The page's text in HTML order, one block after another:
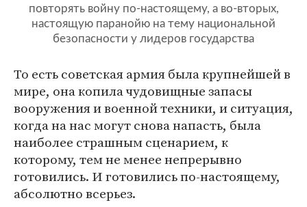
повторять войну по-настоящему, а во-вторых,
настоящую паранойю на тему национальной
безопасности у лидеров государства
То есть советская армия была крупнейшей в
мире, она копила чудовищные запасы
вооружения и военной техники, и ситуация,
когда на нас могут снова напасть, была
наиболее страшным сценарием, к
которому, тем не менее непрерывно
готовились. И готовились по-настоящему,
абсолютно всерьез.